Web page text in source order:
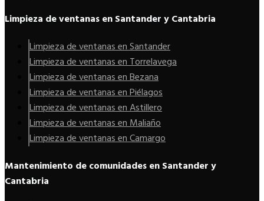
Limpieza de ventanas en Santander y Cantabria
Limpieza de ventanas en Santander
Limpieza de ventanas en Torrelavega
Limpieza de ventanas en Bezana
Limpieza de ventanas en Piélagos
Limpieza de ventanas en Astillero
Limpieza de ventanas en Maliaño
Limpieza de ventanas en Camargo
Mantenimiento de comunidades en Santander y
Cantabria